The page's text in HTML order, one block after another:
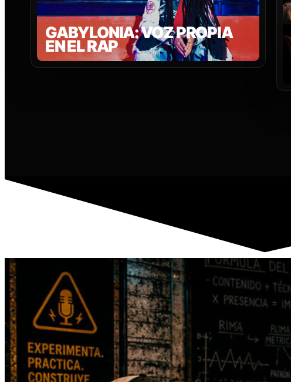
GABYLONIA: VOZ PROPIA
EN EL RAP